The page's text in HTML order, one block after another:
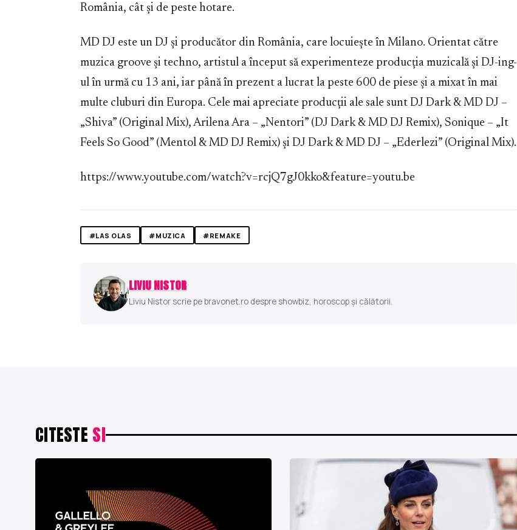
România, cât și de peste hotare.
MD DJ este un DJ și producător din România, care locuiește în Milano. Orientat către
muzica groove și techno, artistul a început să experimenteze producția muzicală și DJ-ing-
ul în urmă cu 13 ani, iar până în prezent a lucrat la peste 600 de piese și a mixat în mai
multe cluburi din Europa. Cele mai apreciate producții ale sale sunt DJ Dark & ​​MD DJ –
„Shiva” (Original Mix), Arilena Ara – „Nentori” (DJ Dark & ​​MD DJ Remix), Sonique – „It
Feels So Good” (Mentol & MD DJ Remix) și DJ Dark & ​​MD DJ – „Ederlezi” (Original Mix).
https://www.youtube.com/watch?v=rcjQ7gJ0kko&feature=youtu.be
#LAS OLAS #MUZICA #REMAKE
LIVIU NISTOR
Liviu Nistor scrie pe bravonet.ro despre showbiz, horoscop și călătorii.
CITESTE SI